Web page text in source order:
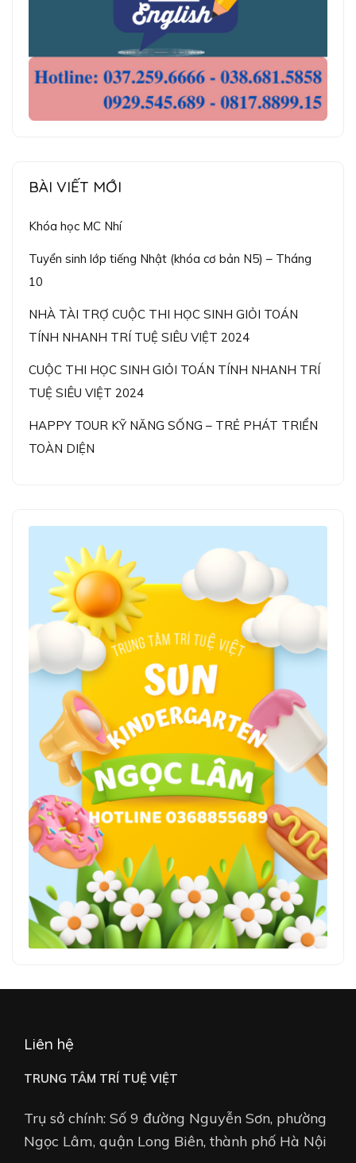
BÀI VIẾT MỚI
Khóa học MC Nhí
Tuyển sinh lớp tiếng Nhật (khóa cơ bản N5) – Tháng
10
NHÀ TÀI TRỢ CUỘC THI HỌC SINH GIỎI TOÁN
TÍNH NHANH TRÍ TUỆ SIÊU VIỆT 2024
CUỘC THI HỌC SINH GIỎI TOÁN TÍNH NHANH TRÍ
TUỆ SIÊU VIỆT 2024
HAPPY TOUR KỸ NĂNG SỐNG – TRẺ PHÁT TRIỂN
TOÀN DIỆN
Liên hệ
TRUNG TÂM TRÍ TUỆ VIỆT
Trụ sở chính: Số 9 đường Nguyễn Sơn, phường
Ngọc Lâm, quận Long Biên, thành phố Hà Nội